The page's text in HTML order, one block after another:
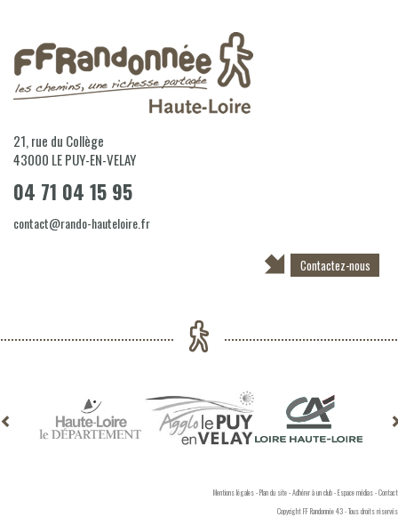
21, rue du Collège
43000 LE PUY-EN-VELAY
04 71 04 15 95
contact@rando-hauteloire.fr
Contactez-nous
Mentions légales-Plan du site-Adhérer à un club-Espace médias-Contact
Copyright FF Randonnée 43 - Tous droits réservés